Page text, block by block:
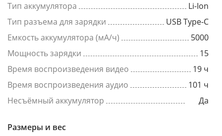
Тип аккумулятора
Li-Ion
Тип разъема для зарядки
USB Type-C
Емкость аккумулятора (мА/ч)
5000
Мощность зарядки
15
Время воспроизведения видео
19 ч
Время воспроизведения аудио
101 ч
Несъёмный аккумулятор
Да
Размеры и вес